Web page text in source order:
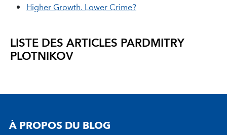
Higher Growth. Lower Crime?
LISTE DES ARTICLES PARDMITRY
PLOTNIKOV
À PROPOS DU BLOG